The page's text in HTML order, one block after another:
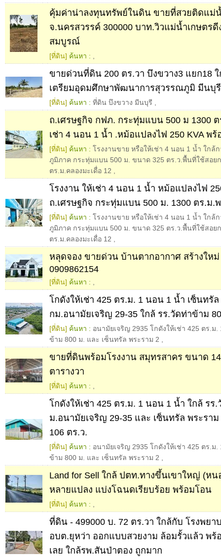
คุ้มค่าน่าลงทุนทรัพย์ในดิน ขายที่สวยติดแม่
จ.นครสวรรค์ 300000 บาท.วิวแม่น้ำเกษตรดี
สมบูรณ์
[ที่ดิน] ค้นหา :
ขายด่วนที่ดิน 200 ตร.วา บึงขวาง3 แยก18 ใ
เตรียมอุดมศึกษาพัฒนาการสุวรรณภูมิ มีนบุรี
[ที่ดิน] ค้นหา : ที่ดิน บึงขวาง มีนบุรี
ถ.เศรษฐกิจ กฟภ. กระทุ่มแบน 500 ม 1300 ต
เช่า 4 นอน 1 น้ำ .หม้อแปลงไฟ 250 KVA พ
[ที่ดิน] ค้นหา : โรงงานขาย หรือให้เช่า 4 นอน 1 น้ำ ใกล้
ภูมิภาค กระทุ่มแบน 500 ม. ขนาด 325 ตร.ว.พื้นที่ใช้สอย
ตร.ม.คลองมะเดื่อ 12
โรงงาน ให้เช่า 4 นอน 1 น้ำ หม้อแปลงไฟ
ถ.เศรษฐกิจ กระทุ่มแบน 500 ม. 1300 ตร.ม
[ที่ดิน] ค้นหา : โรงงานขาย หรือให้เช่า 4 นอน 1 น้ำ ใกล้
ภูมิภาค กระทุ่มแบน 500 ม. ขนาด 325 ตร.ว.พื้นที่ใช้สอย
ตร.ม.คลองมะเดื่อ 12
หลุดจอง ขายด่วน บ้านตากอากาศ สร้างให
0909862154
[ที่ดิน] ค้นหา :
โกดังให้เช่า 425 ตร.ม. 1 นอน 1 น้ำ เซ็นทรั
กม.อนามัยเจริญ 29-35 ใกล้ รร.วัดท่าข้าม
[ที่ดิน] ค้นหา : อนามัยเจริญ 2935 โกดังให้เช่า 425 ตร.ม
ข้าม 800 ม. และ เซ็นทรัล พระราม 2
ขายที่ดินพร้อมโรงงาน สมุทรสาคร ขนาด 14
ตารางวา
[ที่ดิน] ค้นหา :
โกดังให้เช่า 425 ตร.ม. 1 นอน 1 น้ำ ใกล้ รร
ม.อนามัยเจริญ 29-35 และ เซ็นทรัล พระรา
106 ตร.ว.
[ที่ดิน] ค้นหา : อนามัยเจริญ 2935 โกดังให้เช่า 425 ตร.ม
ข้าม 800 ม. และ เซ็นทรัล พระราม 2
Land for Sell ใกล้ ปตท.ทางขึ้นเขาใหญ่ (หน
หลายแปลง แบ่งโฉนดเรียบร้อย พร้อมโอน
[ที่ดิน] ค้นหา :
ที่ดิน - 499000 บ. 72 ตร.วา ใกล้กับ โรงพย
อบต.ยุหว่า ออกแบบสวยงาม ล้อมรั้วแล้ว พร้
เลย ใกล้รพ.สันป่าตอง ถูกมาก